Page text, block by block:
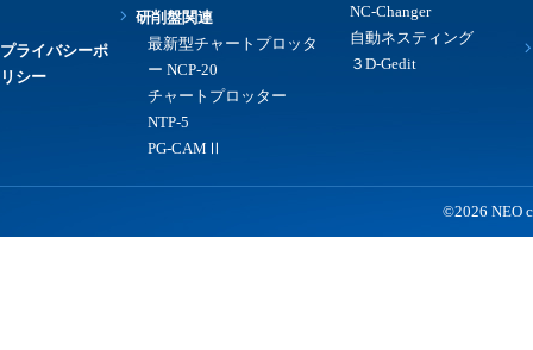
プライバシーポ
リシー
研削盤関連
最新型チャートプロッタ
ー NCP-20
チャートプロッター
NTP-5
PG-CAMⅡ
NC-Changer
自動ネスティング
３D-Gedit
©2026 NEO